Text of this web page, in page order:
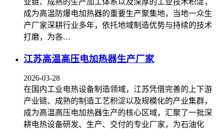
业链、成熟的生产加工体系以及深厚的工业技术积淀，
成为高温防爆电加热器的重要生产聚集地，当地一众生
产厂家深耕行业多年，依托地域制造优势与持续的技术
打磨，为各…
江苏高温高压电加热器生产厂家
2026-03-28
在国内工业电热设备制造领域，江苏凭借完善的上下游
产业链、成熟的制造工艺积淀以及规模化的产业集群，
成为高温高压电加热器生产的核心区域，汇聚了一批深
耕电热设备研发、生产、交付的专业厂家，为石油化